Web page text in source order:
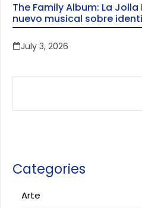
The Family Album: La
nuevo musical sobre
July 3, 2026
Categories
Arte